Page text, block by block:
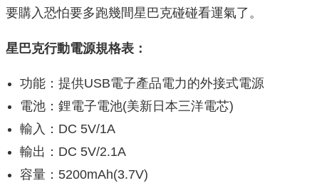
要購入恐怕要多跑幾間星巴克碰碰看運氣了。
星巴克行動電源規格表：
功能：提供USB電子產品電力的外接式電源
電池：鋰電子電池(美新日本三洋電芯)
輸入：DC 5V/1A
輸出：DC 5V/2.1A
容量：5200mAh(3.7V)